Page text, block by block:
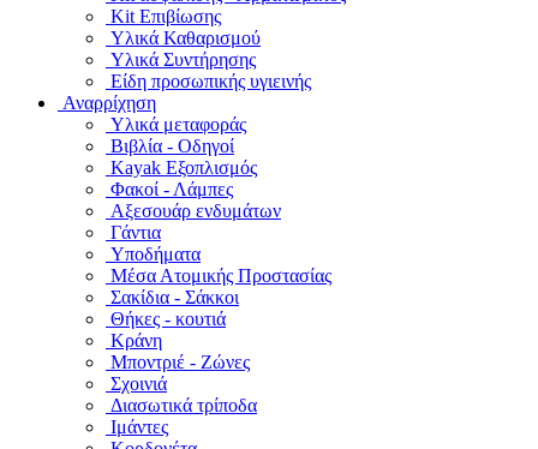
Kit Επιβίωσης
Υλικά Καθαρισμού
Υλικά Συντήρησης
Είδη προσωπικής υγιεινής
Αναρρίχηση
Υλικά μεταφοράς
Βιβλία - Οδηγοί
Kayak Εξοπλισμός
Φακοί - Λάμπες
Αξεσουάρ ενδυμάτων
Γάντια
Υποδήματα
Μέσα Ατομικής Προστασίας
Σακίδια - Σάκκοι
Θήκες - κουτιά
Κράνη
Μποντριέ - Ζώνες
Σχοινιά
Διασωτικά τρίποδα
Ιμάντες